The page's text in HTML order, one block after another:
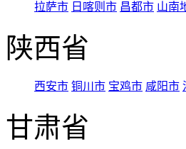
拉萨市 日喀则市 昌都市 山南
陕西省
西安市 铜川市 宝鸡市 咸阳市
甘肃省